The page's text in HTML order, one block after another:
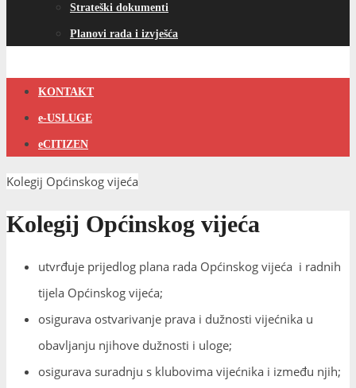
Strateški dokumenti
Planovi rada i izvješća
KONTAKT
e-USLUGE
eCITIZEN
Kolegij Općinskog vijeća
Kolegij Općinskog vijeća
utvrđuje prijedlog plana rada Općinskog vijeća i radnih
tijela Općinskog vijeća;
osigurava ostvarivanje prava i dužnosti vijećnika u
obavljanju njihove dužnosti i uloge;
osigurava suradnju s klubovima vijećnika i između njih;